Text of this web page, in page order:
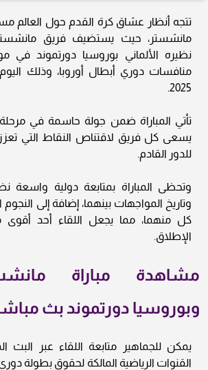
تتجه أنظار عشاق كرة القدم حول العالم
مانشستر، حيث يستضيف فريق مانشستر
نظيره الألماني بوروسيا دورتموند في
2025.
تأتي المباراة ضمن جولة حاسمة في
يسعى كل فريق لاقتناص النقاط التي
للدور القادم.
وتحظى المباراة بمتابعة دولية واسعة
وتاريخ المواجهات بينهما، إضافة إلى النجوم
كل منهما، مما يجعل اللقاء أحد أقوى
الإطلاق.
مشاهدة مباراة
وبوروسيا دورتموند بث
يمكن للجماهير متابعة اللقاء عبر البث
القنوات الرياضية المالكة لحقوق بطولة